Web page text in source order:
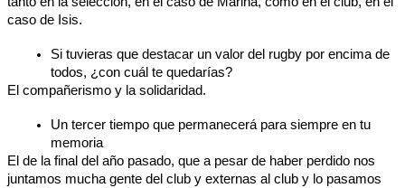
caso de Isis.
Si tuvieras que destacar un valor del rugby por encima de
todos, ¿con cuál te quedarías?
El compañerismo y la solidaridad.
Un tercer tiempo que permanecerá para siempre en tu
memoria
El de la final del año pasado, que a pesar de haber perdido nos
juntamos mucha gente del club y externas al club y lo pasamos